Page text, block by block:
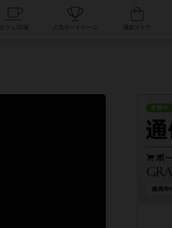
人気ボードゲーム